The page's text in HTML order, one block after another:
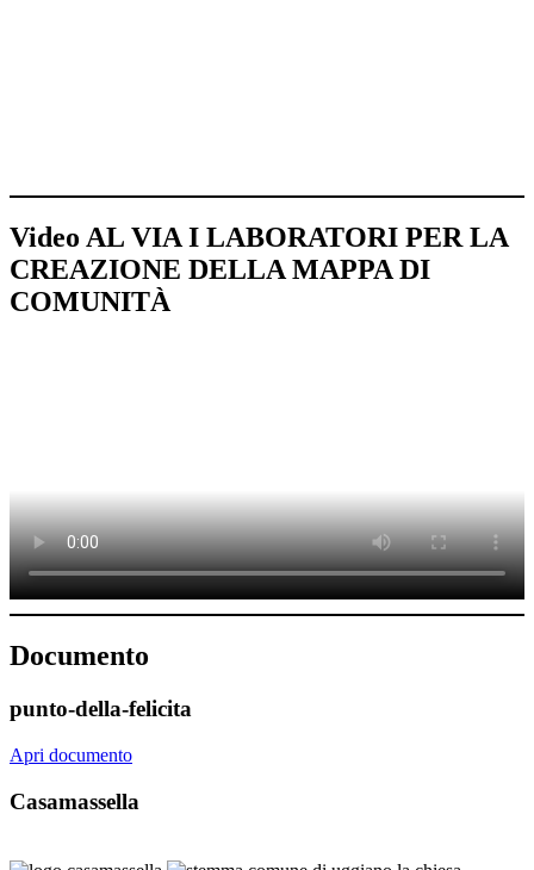
Video AL VIA I LABORATORI PER LA
CREAZIONE DELLA MAPPA DI
COMUNITÀ
Documento
punto-della-felicita
Apri documento
Casamassella